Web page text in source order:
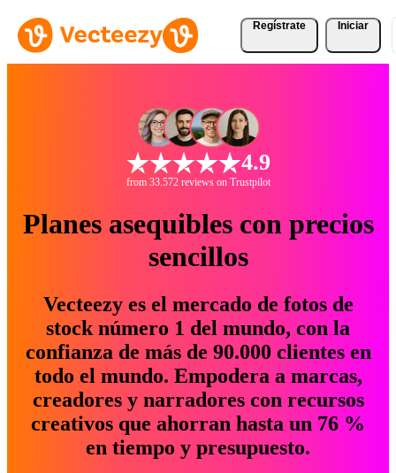
Regístrate Iniciar
4.9
from 33.572 reviews on Trustpilot
Planes asequibles con precios
sencillos
Vecteezy es el mercado de fotos de
stock número 1 del mundo, con la
confianza de más de 90.000 clientes en
todo el mundo. Empodera a marcas,
creadores y narradores con recursos
creativos que ahorran hasta un 76 %
en tiempo y presupuesto.